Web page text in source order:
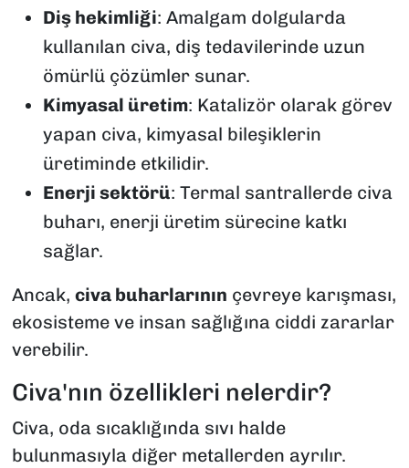
Diş hekimliği: Amalgam dolgularda
kullanılan civa, diş tedavilerinde uzun
ömürlü çözümler sunar.
Kimyasal üretim: Katalizör olarak görev
yapan civa, kimyasal bileşiklerin
üretiminde etkilidir.
Enerji sektörü: Termal santrallerde civa
buharı, enerji üretim sürecine katkı
sağlar.
Ancak, civa buharlarının çevreye karışması,
ekosisteme ve insan sağlığına ciddi zararlar
verebilir.
Civa'nın özellikleri nelerdir?
Civa, oda sıcaklığında sıvı halde
bulunmasıyla diğer metallerden ayrılır.